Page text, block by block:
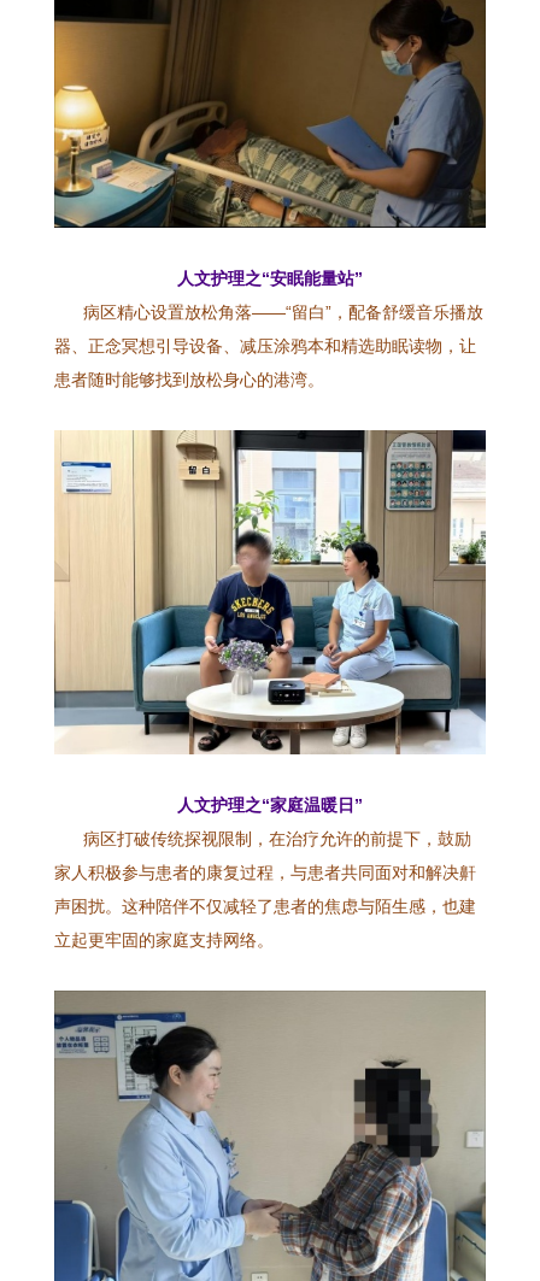
人文护理之“安眠能量站”
病区精心设置放松角落——“留白”，配备舒缓音乐播放
器、正念冥想引导设备、减压涂鸦本和精选助眠读物，让
患者随时能够找到放松身心的港湾。
人文护理之“家庭温暖日”
病区打破传统探视限制，在治疗允许的前提下，鼓励
家人积极参与患者的康复过程，与患者共同面对和解决鼾
声困扰。这种陪伴不仅减轻了患者的焦虑与陌生感，也建
立起更牢固的家庭支持网络。